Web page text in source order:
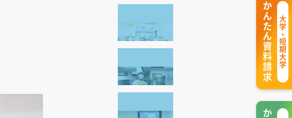
大学・短期大学
かんたん資料請求